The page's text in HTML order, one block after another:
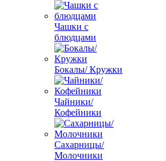
Чашки с
блюдцами
Бокалы/ Кружки
Чайники/
Кофейники
Сахарницы/
Молочники